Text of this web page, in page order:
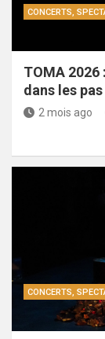
CONCERTS,
TOMA
dans les
2 mois ago
CONCERTS,